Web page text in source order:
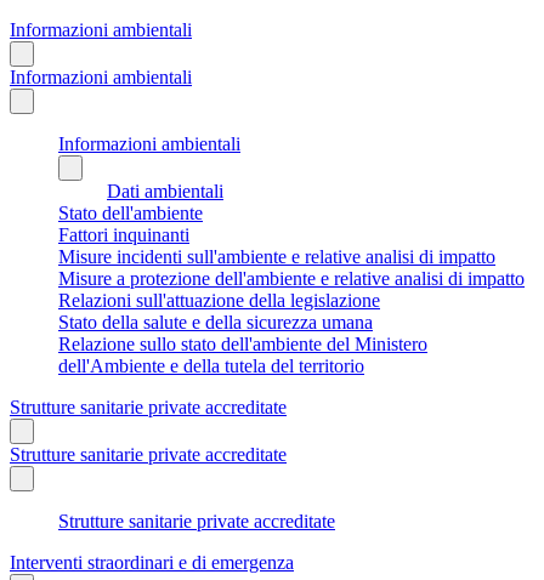
Informazioni ambientali
Informazioni ambientali
Informazioni ambientali
Dati ambientali
Stato dell'ambiente
Fattori inquinanti
Misure incidenti sull'ambiente e relative analisi di impatto
Misure a protezione dell'ambiente e relative analisi di impatto
Relazioni sull'attuazione della legislazione
Stato della salute e della sicurezza umana
Relazione sullo stato dell'ambiente del Ministero
dell'Ambiente e della tutela del territorio
Strutture sanitarie private accreditate
Strutture sanitarie private accreditate
Strutture sanitarie private accreditate
Interventi straordinari e di emergenza